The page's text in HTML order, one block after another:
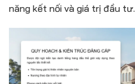
năng kết nối và giá trị đầu tư.